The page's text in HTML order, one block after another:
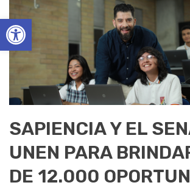
Open toolbar
SAPIENCIA Y EL
UNEN PARA
DE 12.000